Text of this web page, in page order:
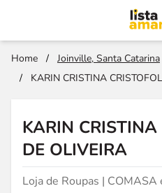
Home / Joinville, Santa Catarina
/
KARIN CRISTINA
KARIN CRISTINA
DE OLIVEIRA
Loja de Roupas | COMASA